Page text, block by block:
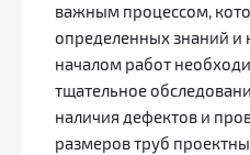
важным процессом,
определенных знаний и
началом работ
тщательное
наличия дефектов и
размеров труб